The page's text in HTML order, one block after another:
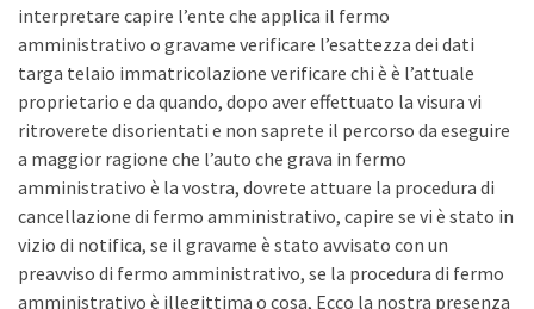
interpretare capire l’ente che applica il fermo
amministrativo o gravame verificare l’esattezza dei dati
targa telaio immatricolazione verificare chi è è l’attuale
proprietario e da quando, dopo aver effettuato la visura vi
ritroverete disorientati e non saprete il percorso da eseguire
a maggior ragione che l’auto che grava in fermo
amministrativo è la vostra, dovrete attuare la procedura di
cancellazione di fermo amministrativo, capire se vi è stato in
vizio di notifica, se il gravame è stato avvisato con un
preavviso di fermo amministrativo, se la procedura di fermo
amministrativo è illegittima o cosa, Ecco la nostra presenza